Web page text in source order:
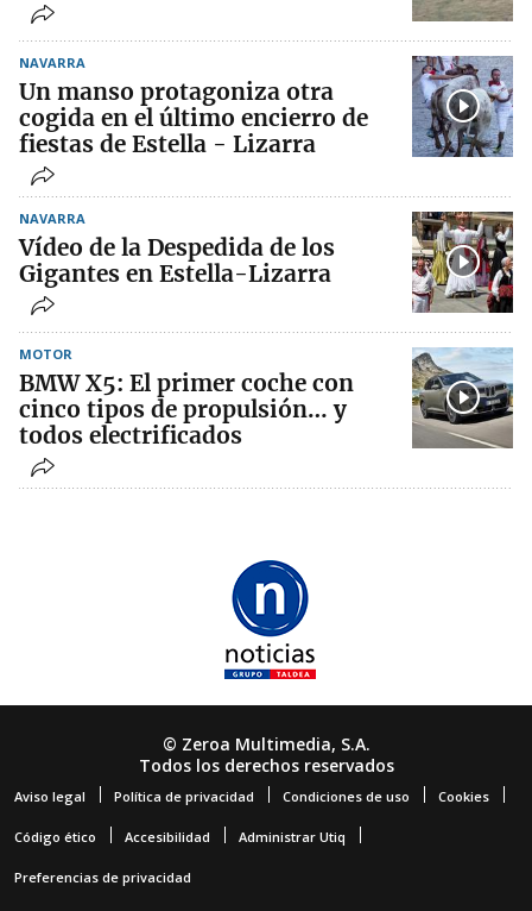
NAVARRA
Un manso protagoniza otra
cogida en el último encierro de
fiestas de Estella - Lizarra
NAVARRA
Vídeo de la Despedida de los
Gigantes en Estella-Lizarra
MOTOR
BMW X5: El primer coche con
cinco tipos de propulsión… y
todos electrificados
© Zeroa Multimedia, S.A.
Todos los derechos reservados
Aviso legal Política de privacidad Condiciones de uso Cookies
Código ético Accesibilidad Administrar Utiq
Preferencias de privacidad